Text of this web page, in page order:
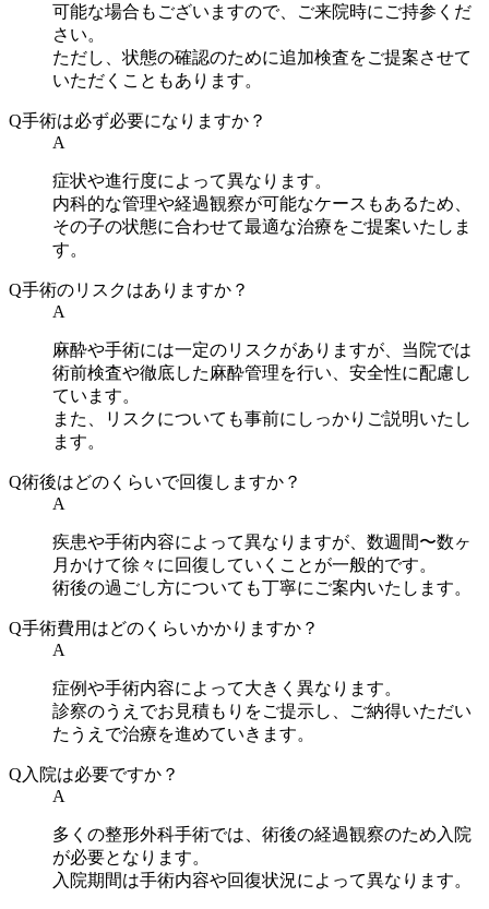
可能な場合もございますので、ご来院時にご持参くだ
さい。
ただし、状態の確認のために追加検査をご提案させて
いただくこともあります。
Q手術は必ず必要になりますか？
A
症状や進行度によって異なります。
内科的な管理や経過観察が可能なケースもあるため、
その子の状態に合わせて最適な治療をご提案いたしま
す。
Q手術のリスクはありますか？
A
麻酔や手術には一定のリスクがありますが、当院では
術前検査や徹底した麻酔管理を行い、安全性に配慮し
ています。
また、リスクについても事前にしっかりご説明いたし
ます。
Q術後はどのくらいで回復しますか？
A
疾患や手術内容によって異なりますが、数週間〜数ヶ
月かけて徐々に回復していくことが一般的です。
術後の過ごし方についても丁寧にご案内いたします。
Q手術費用はどのくらいかかりますか？
A
症例や手術内容によって大きく異なります。
診察のうえでお見積もりをご提示し、ご納得いただい
たうえで治療を進めていきます。
Q 入院は必要ですか？
A
多くの整形外科手術では、術後の経過観察のため入院
が必要となります。
入院期間は手術内容や回復状況によって異なります。